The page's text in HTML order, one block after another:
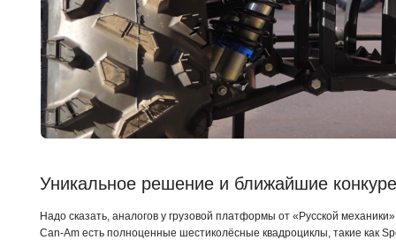
Уникальное решение и ближайшие
Надо сказать, аналогов у грузовой платформы от «Русской
Can-Am есть полноценные шестиколёсные квадроциклы, такие как